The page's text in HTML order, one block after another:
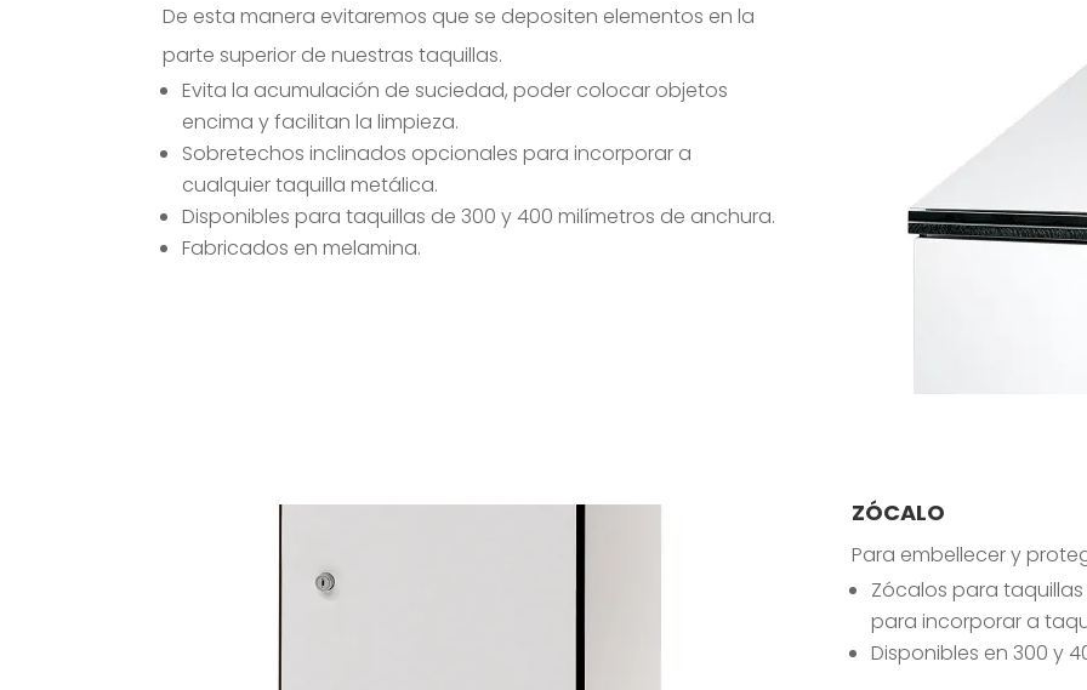
De esta manera evitaremos que se depositen elementos en la
parte superior de nuestras taquillas.
Evita la acumulación de suciedad, poder colocar objetos
encima y facilitan la limpieza.
Sobretechos inclinados opcionales para incorporar a
cualquier taquilla metálica.
Disponibles para taquillas de 300 y 400 milímetros de anchura.
Fabricados en melamina.
ZÓCALO
Para embellecer y
Zócalos para
para incorporar a
Disponibles en 300 y